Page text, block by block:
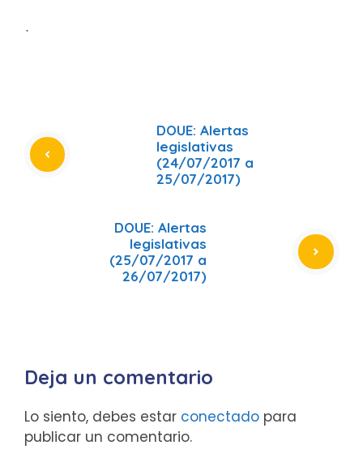
ᐧ
DOUE: Alertas
legislativas
(24/07/2017 a
25/07/2017)
DOUE: Alertas
legislativas
(25/07/2017 a
26/07/2017)
Deja un comentario
Lo siento, debes estar conectado para
publicar un comentario.